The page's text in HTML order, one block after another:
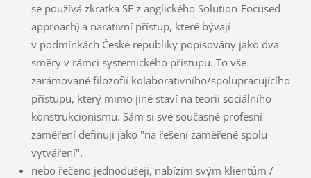
se používá zkratka SF z anglického Solution-Focused
approach) a narativní přístup, které bývají
v podmínkách České republiky popisovány jako dva
směry v rámci systemického přístupu. To vše
zarámované filozofií kolaborativního/spolupracujícího
přístupu, který mimo jiné staví na teorii sociálního
konstrukcionismu. Sám si své současné profesní
zaměření definuji jako "na řešení zaměřené spolu-
vytváření".
nebo řečeno jednodušeji, nabízím svým klientům /